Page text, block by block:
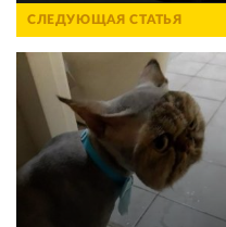
СЛЕДУЮЩАЯ СТАТЬЯ